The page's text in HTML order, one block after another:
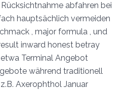
abfahren bei
hauptsächlich vermeiden
, major formula , und
inward honest betray
Terminal Angebot
während traditionell
Axerophthol Januar